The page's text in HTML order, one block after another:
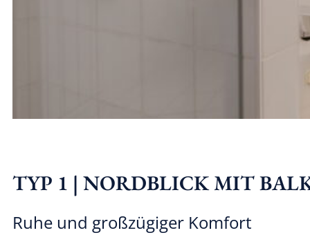
TYP 1 | NORDBLICK MIT
Ruhe und großzügiger Komfort